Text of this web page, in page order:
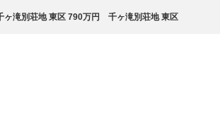
ヶ滝別荘地 東区 790万円 千ヶ滝別荘地 東区